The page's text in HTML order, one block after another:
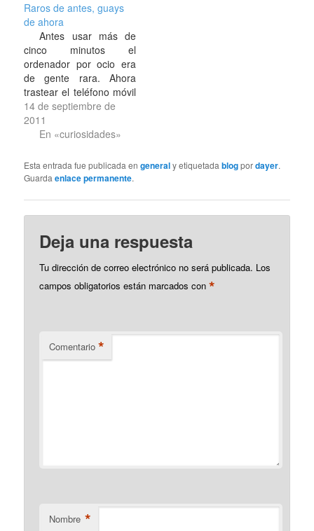
sobreviven, que son muy
resistentes. Que yo
recuerde tuve
conocimiento de la
existencia de estos
relojes en 2º…
Raros de antes, guays
de ahora
Antes usar más de
cinco minutos el
ordenador por ocio era
de gente rara. Ahora
trastear el teléfono móvil
a todas horas por ocio
mola, es de gente
guay.La otra tarde
telemáticos hablando de
ello en el Capi. La gente
de comunicarse porque
sí.…
14 de septiembre de
2011
En «curiosidades»
Esta entrada fue publicada engeneraly etiquetadablogpordayer.
Guardaenlace permanente.
Deja una respuesta
Tu dirección de correo electrónico no será publicada. Los
campos obligatorios están marcados con*
Comentario *
Nombre *